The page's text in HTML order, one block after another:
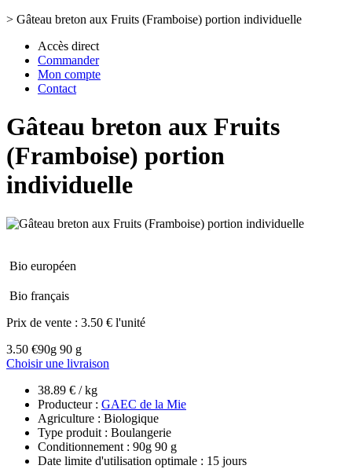
> Gâteau breton aux Fruits (Framboise) portion individuelle
Accès direct
Commander
Mon compte
Contact
Gâteau breton aux Fruits
(Framboise) portion
individuelle
Bio européen
Bio français
Prix de vente : 3.50 € l'unité
3.50 €90g 90 g
Choisir une livraison
38.89 € / kg
Producteur : GAEC de la Mie
Agriculture : Biologique
Type produit : Boulangerie
Conditionnement : 90g 90 g
Date limite d'utilisation optimale : 15 jours